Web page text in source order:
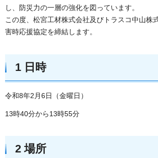
し、防災力の一層の強化を図っています。
この度、松宮工材株式会社及びトラスコ中山株
害時応援協定を締結します。
1 日時
令和8年2月6日（金曜日）
13時40分から13時55分
2 場所